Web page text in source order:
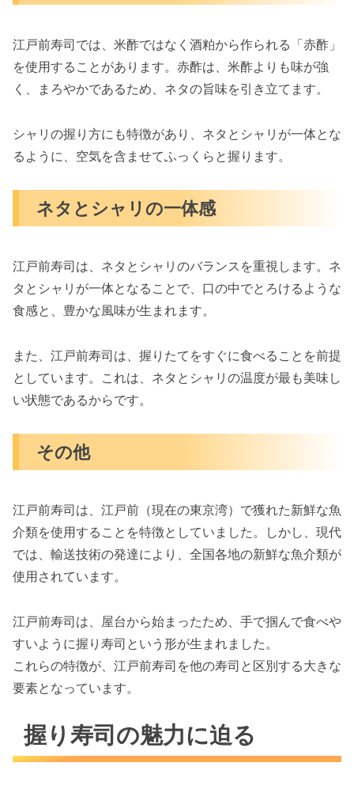
江戸前寿司では、米酢ではなく酒粕から作られる「赤酢」
を使用することがあります。赤酢は、米酢よりも味が強
く、まろやかであるため、ネタの旨味を引き立てます。
シャリの握り方にも特徴があり、ネタとシャリが一体とな
るように、空気を含ませてふっくらと握ります。
ネタとシャリの一体感
江戸前寿司は、ネタとシャリのバランスを重視します。ネ
タとシャリが一体となることで、口の中でとろけるような
食感と、豊かな風味が生まれます。
また、江戸前寿司は、握りたてをすぐに食べることを前提
としています。これは、ネタとシャリの温度が最も美味し
い状態であるからです。
その他
江戸前寿司は、江戸前（現在の東京湾）で獲れた新鮮な魚
介類を使用することを特徴としていました。しかし、現代
では、輸送技術の発達により、全国各地の新鮮な魚介類が
使用されています。
江戸前寿司は、屋台から始まったため、手で掴んで食べや
すいように握り寿司という形が生まれました。
これらの特徴が、江戸前寿司を他の寿司と区別する大きな
要素となっています。
握り寿司の魅力に迫る